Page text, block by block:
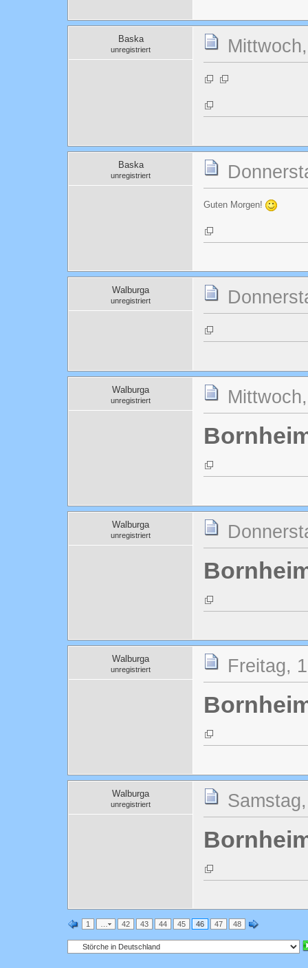
Baska
unregistriert
Baska
unregistriert
Guten Morgen!
Walburga
unregistriert
Walburga
unregistriert
Walburga
unregistriert
Walburga
unregistriert Freitag,
Walburga
unregistriert
1 42 43 44 45 46 47 48